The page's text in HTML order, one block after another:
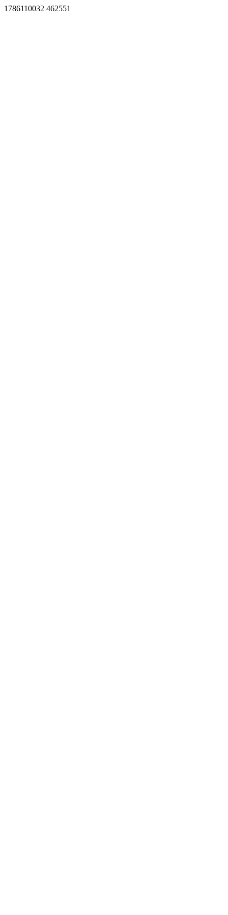
1786110032 462551